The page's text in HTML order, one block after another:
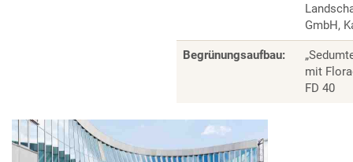
GmbH,
Begrünungsaufbau:
mit
FD 40